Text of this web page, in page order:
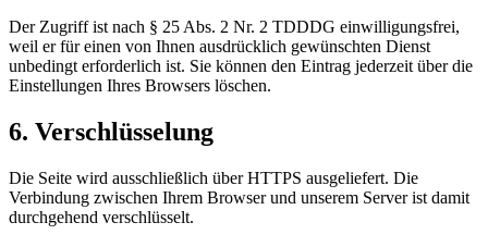
Der Zugriff ist nach § 25 Abs. 2 Nr. 2 TDDDG einwilligungsfrei,
weil er für einen von Ihnen ausdrücklich gewünschten Dienst
unbedingt erforderlich ist. Sie können den Eintrag jederzeit über die
Einstellungen Ihres Browsers löschen.
6. Verschlüsselung
Die Seite wird ausschließlich über HTTPS ausgeliefert. Die
Verbindung zwischen Ihrem Browser und unserem Server ist damit
durchgehend verschlüsselt.